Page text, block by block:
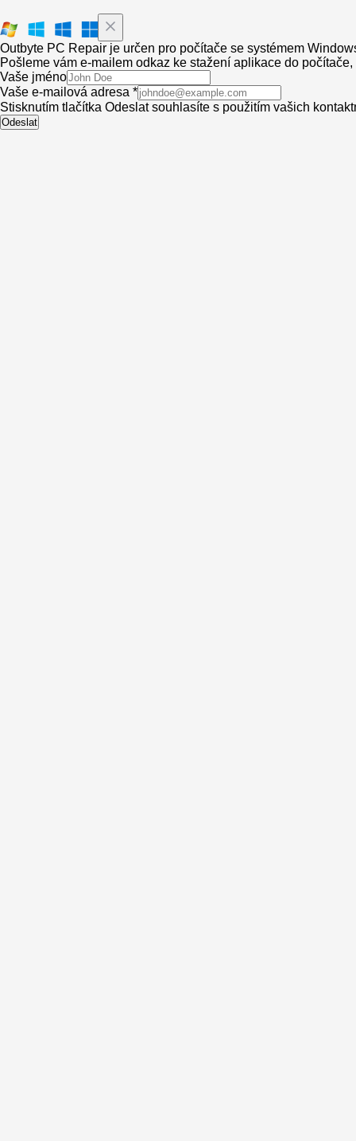
Outbyte PC Repair je určen pro počítače se systémem
Pošleme vám e-mailem odkaz ke stažení aplikace do
Vaše jméno
Vaše e-mailová adresa *
Stisknutím tlačítka Odeslat souhlasíte s použitím vašich